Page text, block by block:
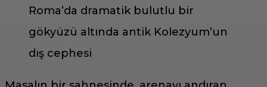
Roma’da dramatik bulutlu bir
gökyüzü altında antik Kolezyum’un
dış cephesi